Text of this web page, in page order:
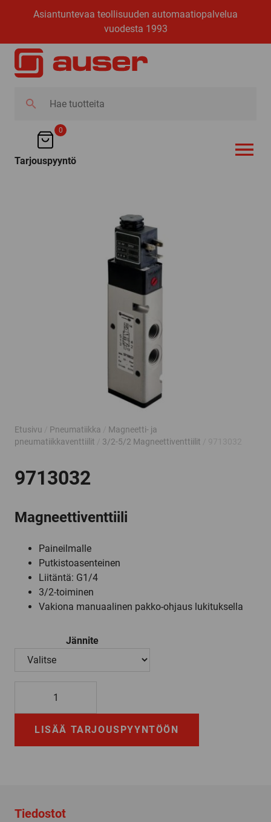
Asiantuntevaa teollisuuden automaatiopalvelua
vuodesta 1993
tuotteita
0
Tarjouspyyntö
Etusivu Pneumatiikka
Magneetti- ja
pneumatiikkaventtiilit
3/2-5/2 Magneettiventtiilit
9713032
Magneettiventtiili
Paineilmalle
Putkistoasenteinen
Liitäntä: G1/4
3/2-toiminen
Vakiona manuaalinen pakko-ohjaus lukituksella
Jännite
LISÄÄ TARJOUSPYYNTÖÖN
Tiedostot